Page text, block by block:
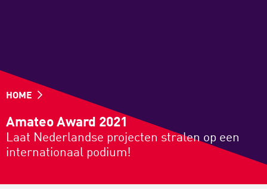
HOME
Amateo Award 2021
Laat Nederlandse projecten stralen op een
internationaal podium!